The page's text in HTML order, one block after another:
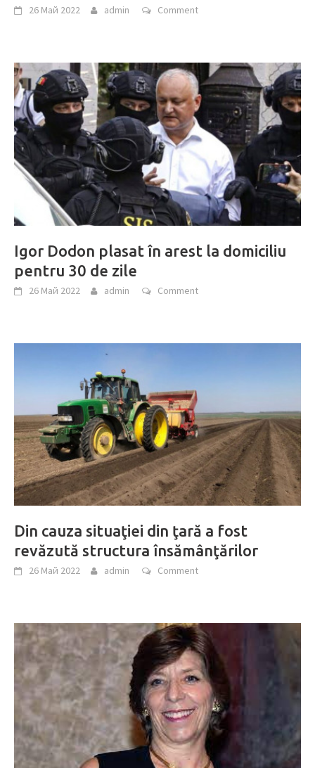
26 Май 2022 admin Comment
Igor Dodon plasat în arest la domiciliu
pentru 30 de zile
26 Май 2022 admin Comment
Din cauza situaţiei din ţară a fost
revăzută structura însămânţărilor
26 Май 2022 admin Comment